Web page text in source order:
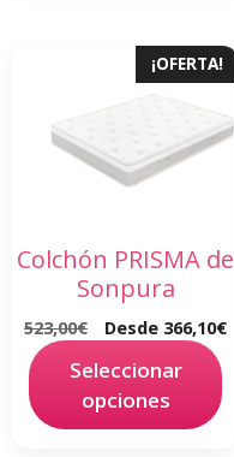
¡OFERTA!
Colchón PRISMA de
Sonpura
523,00€ Desde 366,10€
Seleccionar
opciones